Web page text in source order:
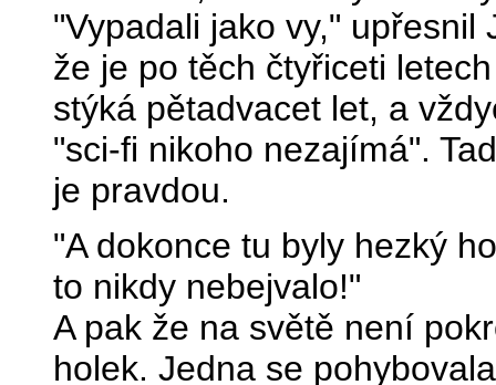
"Vypadali jako vy,"
že je po těch čtyřiceti
stýká pětadvacet let, a
"sci-fi nikoho nezajímá".
je pravdou.
"A dokonce tu byly hezký
to nikdy nebejvalo!"
A pak že na světě není
holek. Jedna se